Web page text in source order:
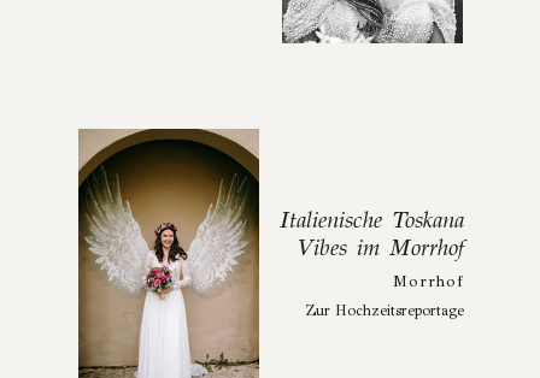
Italienische Toskana
Vibes im Morrhof
Morrhof
Zur Hochzeitsreportage